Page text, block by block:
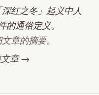
红之冬」起义中人
通俗定义。
章的摘要。
文章 →